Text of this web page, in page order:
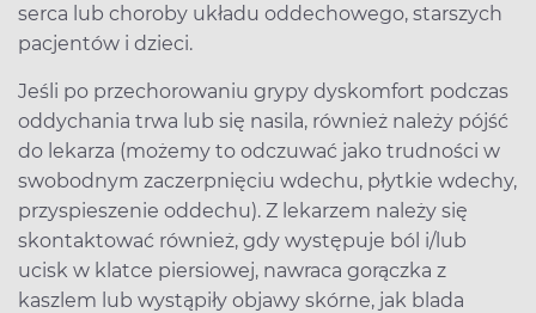
serca lub choroby układu oddechowego, starszych
pacjentów i dzieci.
Jeśli po przechorowaniu grypy dyskomfort podczas
oddychania trwa lub się nasila, również należy pójść
do lekarza (możemy to odczuwać jako trudności w
swobodnym zaczerpnięciu wdechu, płytkie wdechy,
przyspieszenie oddechu). Z lekarzem należy się
skontaktować również, gdy występuje ból i/lub
ucisk w klatce piersiowej, nawraca gorączka z
kaszlem lub wystąpiły objawy skórne, jak blada